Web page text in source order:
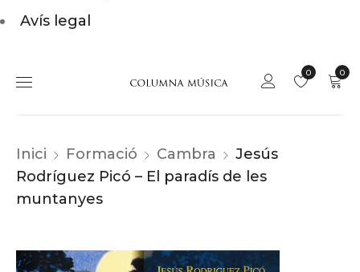
Avís legal
0
0
Inici Formació Cambra
Jesús
Rodríguez Picó – El paradís de les
muntanyes